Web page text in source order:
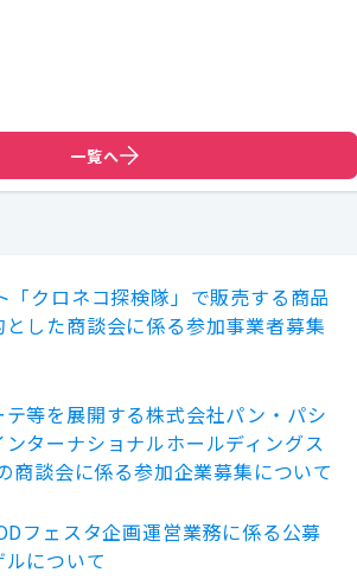
一覧へ
「クロネコ探検隊」で販売する商品
した商談会に係る参加事業者募集
テ等を展開する株式会社パン・パシ
ンターナショナルホールディングス
商談会に係る参加企業募集について
フェスタ企画運営業務に係る公募
について